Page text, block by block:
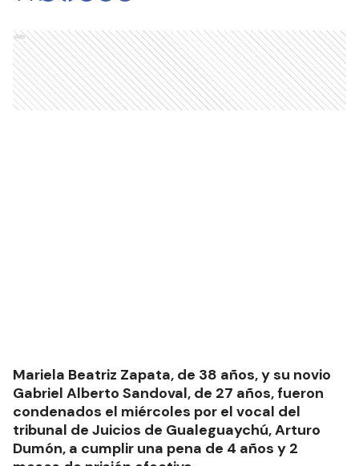
Ads
Mariela Beatriz Zapata, de 38 años, y su novio
Gabriel Alberto Sandoval, de 27 años, fueron
condenados el miércoles por el vocal del
tribunal de Juicios de Gualeguaychú, Arturo
Dumón, a cumplir una pena de 4 años y 2